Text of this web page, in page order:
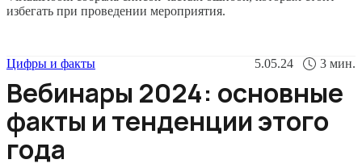
избегать при проведении мероприятия.
Цифры и факты 5.05.24 3 мин.
Вебинары 2024: основные
факты и тенденции этого
года